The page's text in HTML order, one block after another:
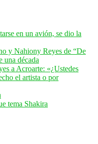
en un avión, se dio la
y Nahiony Reyes de “De
una década
a Acroarte: «¿Ustedes
el artista o por
tema Shakira